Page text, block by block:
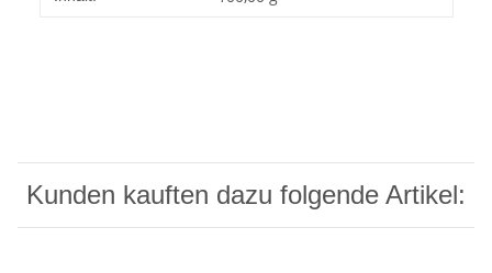
Kunden kauften dazu folgende Artikel: